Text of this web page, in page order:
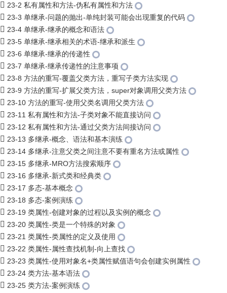
23-2 私有属性和方法-伪私有属性和方法
23-3 单继承-问题的抛出-单纯封装可能会出现重复的代码
23-4 单继承-继承的概念和语法
23-5 单继承-继承相关的术语-继承和派生
23-6 单继承-继承的传递性
23-7 单继承-继承传递性的注意事项
23-8 方法的重写-覆盖父类方法，重写子类方法实现
23-9 方法的重写-扩展父类方法，super对象调用父类方法
23-10 方法的重写-使用父类名调用父类方法
23-11 私有属性和方法-子类对象不能直接访问
23-12 私有属性和方法-通过父类方法间接访问
23-13 多继承-概念、语法和基本演练
23-14 多继承-注意父类之间注意不要有重名方法或属性
23-15 多继承-MRO方法搜索顺序
23-16 多继承-新式类和经典类
23-17 多态-基本概念
23-18 多态-案例演练
23-19 类属性-创建对象的过程以及实例的概念
23-20 类属性-类是一个特殊的对象
23-21 类属性-类属性的定义及使用
23-22 类属性-属性查找机制-向上查找
23-23 类属性-使用对象名+类属性赋值语句会创建实例属性
23-24 类方法-基本语法
23-25 类方法-案例演练